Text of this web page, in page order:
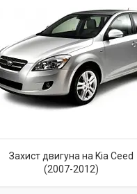
Захист двигуна на Kia Ceed
(2007-2012)